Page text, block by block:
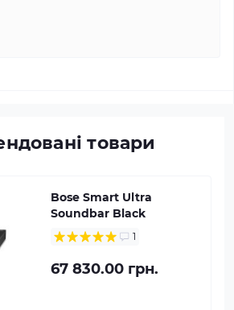
товари
Bose Smart Ultra
Soundbar Black
1
67 830.00 грн.